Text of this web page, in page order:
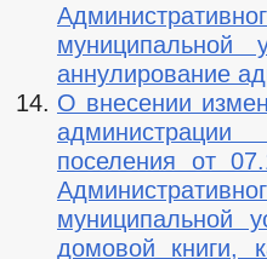
муниципальной
аннулирование
О внесении
поселения от
муниципальной
домовой книги,